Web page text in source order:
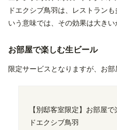
ドエクシブ鳥羽は、レストラン
いう意味では、その効果は大きい
お部屋で楽しむ生ビール
限定サービスとなりますが、お部
【別邸客室限定】お部屋
ドエクシブ鳥羽